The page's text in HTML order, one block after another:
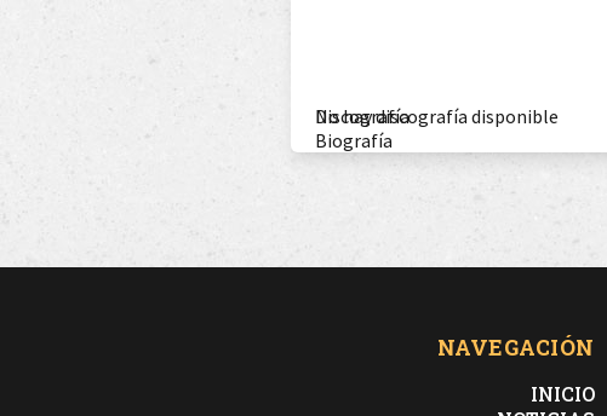
Discografía
Biografía
No hay discografía disponible
NAVEGACIÓN
INICIO